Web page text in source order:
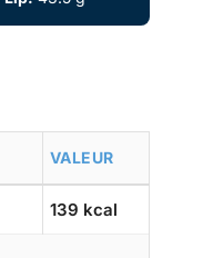
VALEUR
139 kcal